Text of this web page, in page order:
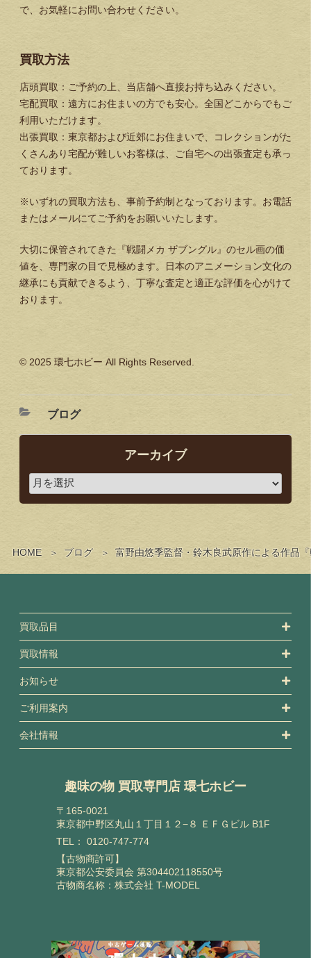
HOME ブログ 富野由悠季監督・鈴木良武原作による作品
で、お気軽にお問い合わせください。
買取方法
店頭買取：ご予約の上、当店舗へ直接お持ち込みください。
宅配買取：遠方にお住まいの方でも安心。全国どこからでもご
利用いただけます。
出張買取：東京都および近郊にお住まいで、コレクションがた
くさんあり宅配が難しいお客様は、ご自宅への出張査定も承っ
ております。
※いずれの買取方法も、事前予約制となっております。お電話
またはメールにてご予約をお願いいたします。
大切に保管されてきた『戦闘メカ ザブングル』のセル画の価
値を、専門家の目で見極めます。日本のアニメーション文化の
継承にも貢献できるよう、丁寧な査定と適正な評価を心がけて
おります。
© 2025 環七ホビー All Rights Reserved.
ブログ
アーカイブ
買取品目
買取情報
お知らせ
ご利用案内
会社情報
趣味の物 買取専門店 環七ホビー
〒165-0021
東京都中野区丸山１丁目１２−８ ＥＦＧビル B1F
TEL： 0120-747-774
【古物商許可】
東京都公安委員会 第304402118550号
古物商名称：株式会社 T-MODEL